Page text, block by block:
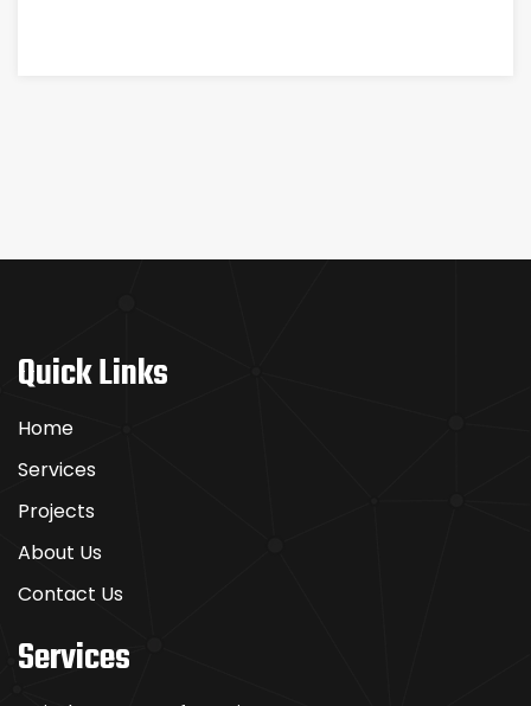
Quick Links
Home
Services
Projects
About Us
Contact Us
Services